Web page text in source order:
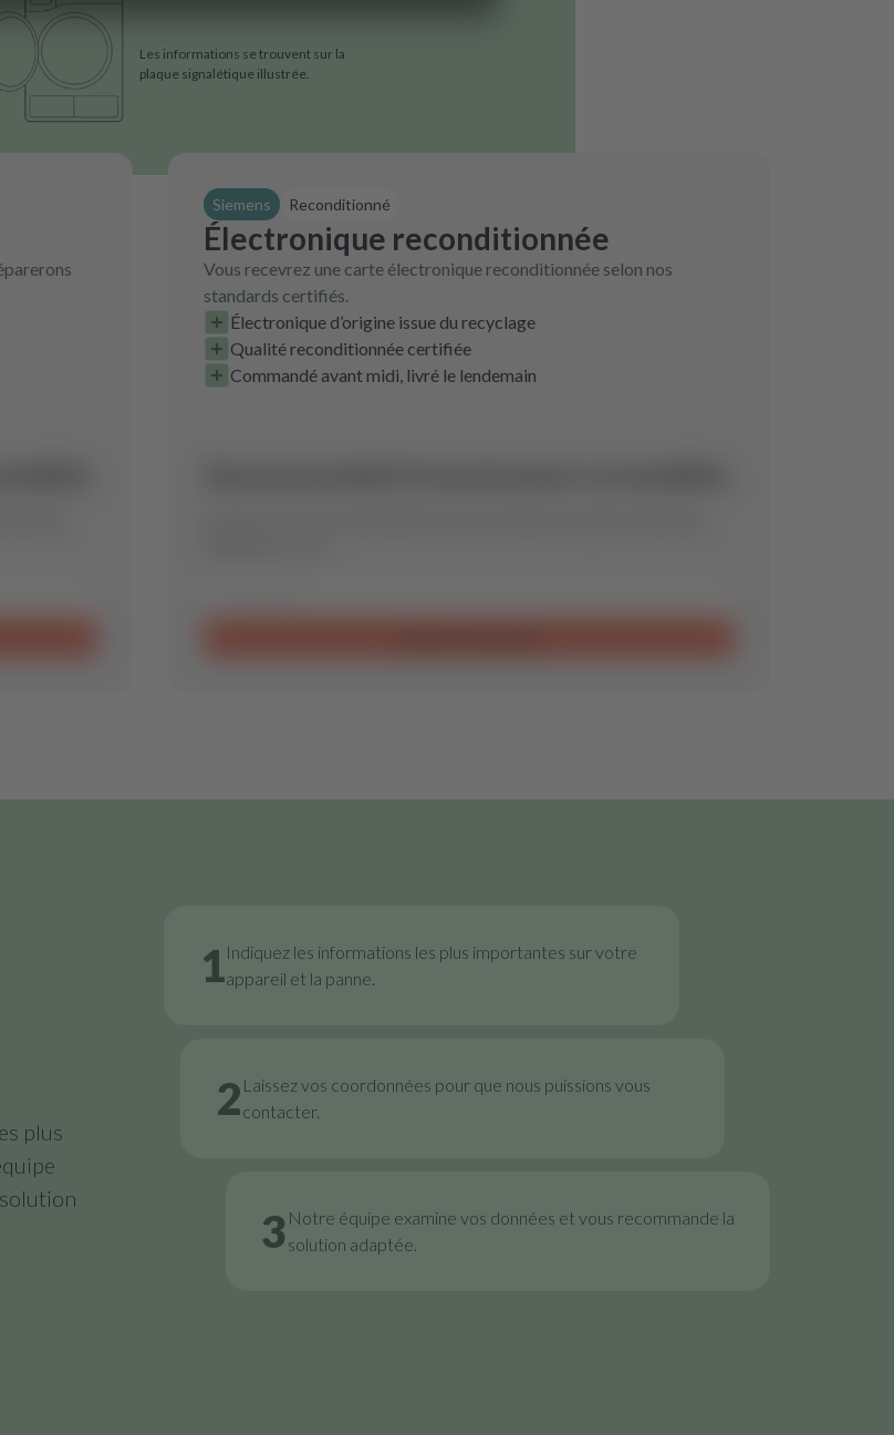
Les informations se trouvent sur la
plaque signalétique illustrée.
Siemens Reconditionné
Électronique reconditionnée
Vous recevrez une carte électronique reconditionnée selon nos
standards certifiés.
Électronique d’origine issue du recyclage
Qualité reconditionnée certifiée
Commandé avant midi, livré le lendemain
plus
1Indiquez les informations les plus importantes sur votre
appareil et la panne.
2 Laissez vos coordonnées pour que nous puissions vous
contacter.
3 Notre équipe examine vos données et vous recommande la
solution adaptée.